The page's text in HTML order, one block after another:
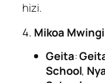
hizi.
4. Mikoa
Geita:
School,